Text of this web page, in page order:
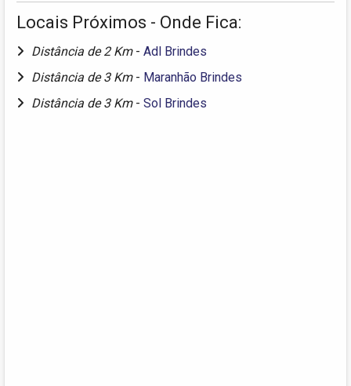
Locais Próximos - Onde Fica:
Distância de 2 Km - Adl Brindes
Distância de 3 Km - Maranhão Brindes
Distância de 3 Km - Sol Brindes